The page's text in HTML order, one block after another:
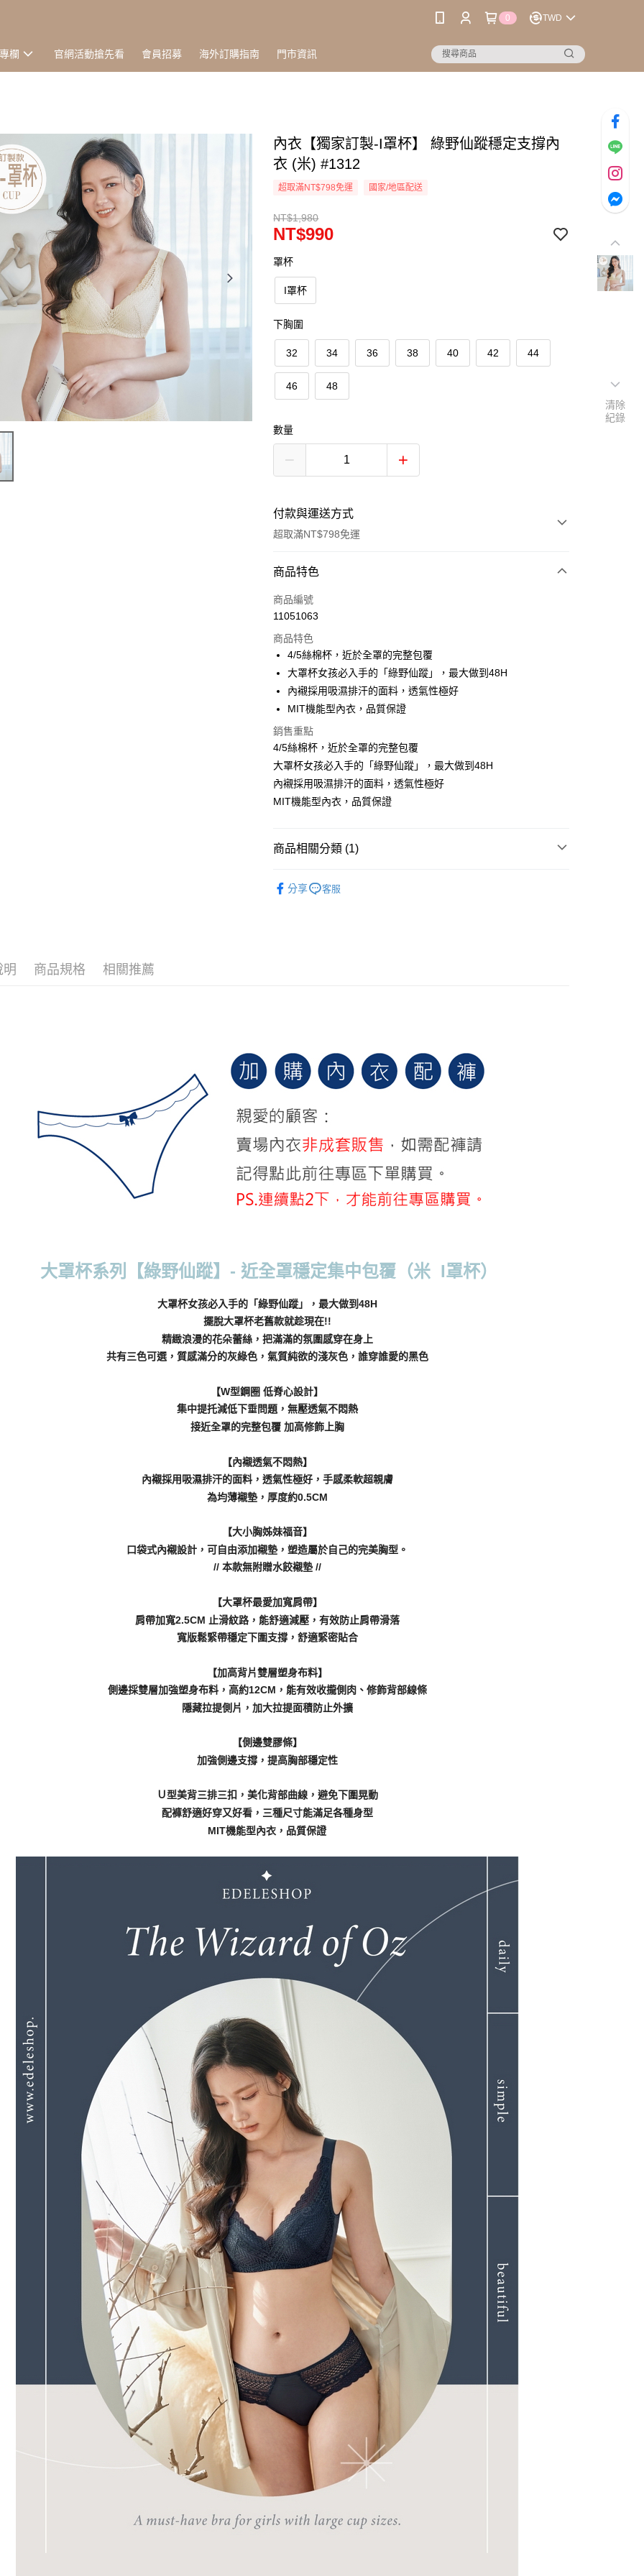
0 TWD
欄 官網活動搶先看 會員招募 海外訂購指南 門市資訊
內衣【獨家訂製-I罩杯】 綠野仙蹤穩定支撐內
衣 (米) #1312
超取滿NT$798免運 國家/地區配送
NT$1,980
NT$990
罩杯
I罩杯
下胸圍
32 34 36 38 40 42 44
46 48
數量
付款與運送方式
超取滿NT$798免運
付款方式
信用卡一次付款
LINE Pay
Apple Pay
街口支付
悠遊付
貨到付款
全家取貨付款
每筆NT$70，滿NT$798(含以上)免運費
付款後7-11取貨
每筆NT$70，滿NT$799(含以上)免運費
每筆NT$70，滿NT$799(含以上)免運費
離島宅配
每筆NT$100
國際配送
商品特色
商品編號
11051063
商品特色
4/5絲棉杯，近於全罩的完整包覆
大罩杯女孩必入手的「綠野仙蹤」，最大做到48H
內襯採用吸濕排汗的面料，透氣性極好
MIT機能型內衣，品質保證
銷售重點
4/5絲棉杯，近於全罩的完整包覆
大罩杯女孩必入手的「綠野仙蹤」，最大做到48H
內襯採用吸濕排汗的面料，透氣性極好
MIT機能型內衣，品質保證
商品相關分類 (1)
分享
客服
明 商品規格 相關推薦
大罩杯系列【綠野仙蹤】- 近全罩穩定集中包覆（米 I罩杯）
大罩杯女孩必入手的「綠野仙蹤」，最大做到48H
擺脫大罩杯老舊款就趁現在!!
精緻浪漫的花朵蕾絲，把滿滿的氛圍感穿在身上
共有三色可選，質感滿分的灰綠色，氣質純欲的淺灰色，誰穿誰愛的黑色
【W型鋼圈 低脊心設計】
集中提托減低下垂問題，無壓透氣不悶熱
接近全罩的完整包覆 加高修飾上胸
【內襯透氣不悶熱】
內襯採用吸濕排汗的面料，透氣性極好，手感柔軟超親膚
為均薄襯墊，厚度約0.5CM
【大小胸姊妹福音】
口袋式內襯設計，可自由添加襯墊，塑造屬於自己的完美胸型。
// 本款無附贈水餃襯墊 //
【大罩杯最愛加寬肩帶】
肩帶加寬2.5CM 止滑紋路，能舒適減壓，有效防止肩帶滑落
寬版鬆緊帶穩定下圍支撐，舒適緊密貼合
【加高背片雙層塑身布料】
側邊採雙層加強塑身布料，高約12CM，能有效收攏側肉、修飾背部線條
隱藏拉提側片，加大拉提面積防止外擴
【側邊雙膠條】
加強側邊支撐，提高胸部穩定性
Ｕ型美背三排三扣，美化背部曲線，避免下圍晃動
配褲舒適好穿又好看，三種尺寸能滿足各種身型
MIT機能型內衣，品質保證
清除
紀錄